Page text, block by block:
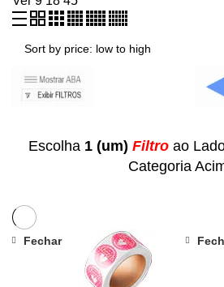
Escolha 1 (um) Filtroao
Categoria
Fechar